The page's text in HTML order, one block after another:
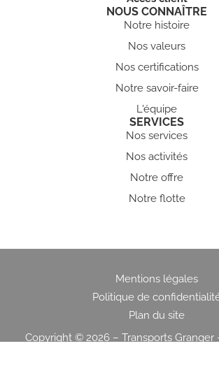
SERVICES
Nos services
Nos activités
Notre offre
Notre flotte
NOUS CONNAÎTRE
Notre histoire
Nos valeurs
Nos certifications
Notre savoir-faire
L'équipe
Copyright © 2026 – Transports Granger
Mentions légales
Politique de
Plan du site